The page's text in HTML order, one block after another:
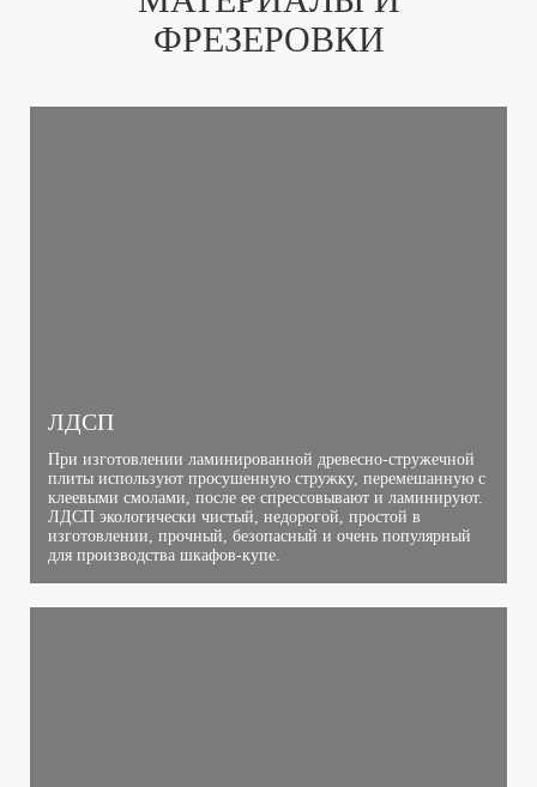
ФРЕЗЕРОВКИ
ЛДСП
При изготовлении ламинированной древесно-стружечной
плиты используют просушенную стружку, перемешанную с
клеевыми смолами, после ее спрессовывают и ламинируют.
ЛДСП экологически чистый, недорогой, простой в
изготовлении, прочный, безопасный и очень популярный
для производства шкафов-купе.